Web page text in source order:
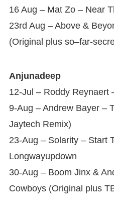
16 Aug – Mat Zo – Near
23rd Aug – Above &
(Original plus so–far-
Anjunadeep
12-Jul – Roddy Reynaert
9-Aug – Andrew Bayer –
Jaytech Remix)
23-Aug – Solarity – Start
Longwayupdown
30-Aug – Boom Jinx &
Cowboys (Original plus